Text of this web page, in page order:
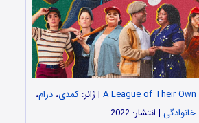
A League of Their Own | ژانر:کمدی،درام،
خانوادگی | انتشار: 2022